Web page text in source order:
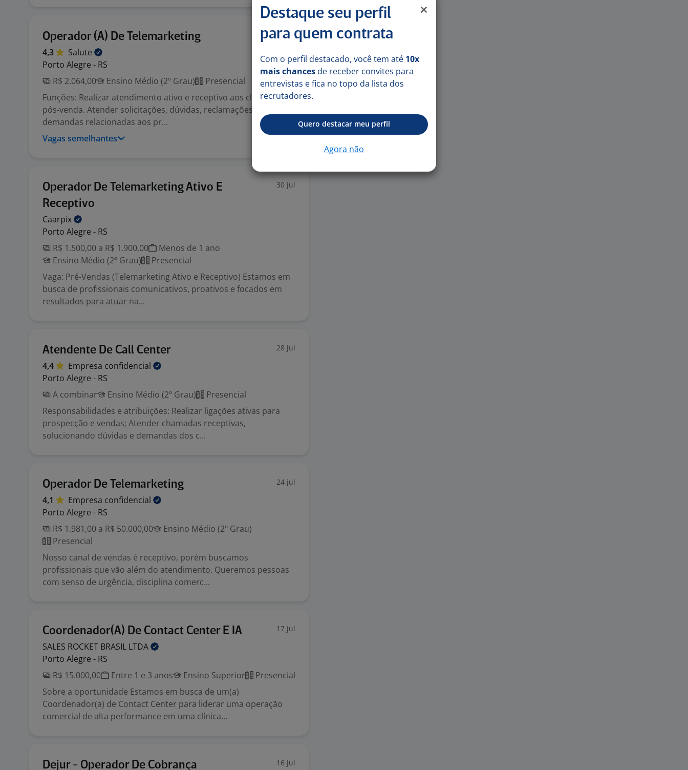
Operador (A) De Telemarketing 30 jul
4,3
Salute
Porto Alegre - RS
R$ 2.064,00
Ensino Médio (2º Grau)
Presencial
Funções: Realizar atendimento ativo e receptivo aos clientes no
pós-venda. Atender solicitações, dúvidas, reclamações e
demandas relacionadas aos pr...
Vagas semelhantes
Operador De Telemarketing Ativo E
Receptivo
30 jul
Caarpix
Porto Alegre - RS
R$ 1.500,00 a R$ 1.900,00
Menos de 1 ano
Ensino Médio (2º Grau)
Presencial
Vaga: Pré-Vendas (Telemarketing Ativo e Receptivo) Estamos em
busca de profissionais comunicativos, proativos e focados em
resultados para atuar na...
Atendente De Call Center 28 jul
4,4 Empresa confidencial
Porto Alegre - RS
A combinar
Ensino Médio (2º Grau)
Presencial
Responsabilidades e atribuições: Realizar ligações ativas para
prospecção e vendas; Atender chamadas receptivas,
solucionando dúvidas e demandas dos c...
Operador De Telemarketing 24 jul
4,1 Empresa confidencial
Porto Alegre - RS
R$ 1.981,00 a R$ 50.000,00
Ensino Médio (2º Grau)
Presencial
Nosso canal de vendas é receptivo, porém buscamos
profissionais que vão além do atendimento. Queremos pessoas
com senso de urgência, disciplina comerc...
Coordenador(A) De Contact Center E IA 17 jul
SALES ROCKET BRASIL LTDA
Porto Alegre - RS
R$ 15.000,00
Entre 1 e 3 anos Ensino Superior
Presencial
Sobre a oportunidade Estamos em busca de um(a)
Coordenador(a) de Contact Center para liderar uma operação
comercial de alta performance em uma clínica...
Dejur - Operador De Cobrança 16 jul
Destaque seu perfil
para quem contrata
Com o perfil destacado, você tem até 10x
mais chances de receber convites para
entrevistas e fica no topo da lista dos
recrutadores.
Quero destacar meu perfil
Agora não